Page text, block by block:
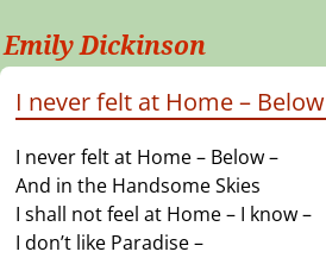
Emily Dickinson
I never felt at Home – Below
I never felt at Home – Below –
And in the Handsome Skies
I shall not feel at Home – I know –
I don’t like Paradise –